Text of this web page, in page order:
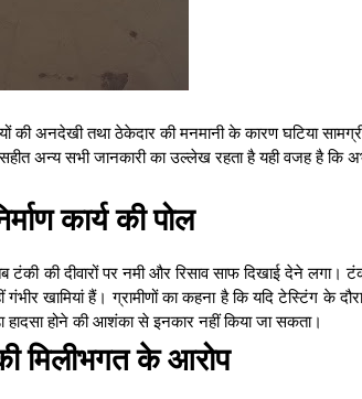
की अनदेखी तथा ठेकेदार की मनमानी के कारण घटिया
अन्य सभी जानकारी का उल्लेख रहता है यही वजह है कि
कार्य की पोल
टंकी की दीवारों पर नमी और रिसाव साफ दिखाई देने लगा।
खामियां हैं। ग्रामीणों का कहना है कि यदि टेस्टिंग के
होने की आशंका से इनकार नहीं किया जा सकता।
मिलीभगत के आरोप